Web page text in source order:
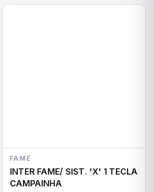
FAME
INTER FAME/ SIST. 'X' 1 TECLA
CAMPAINHA